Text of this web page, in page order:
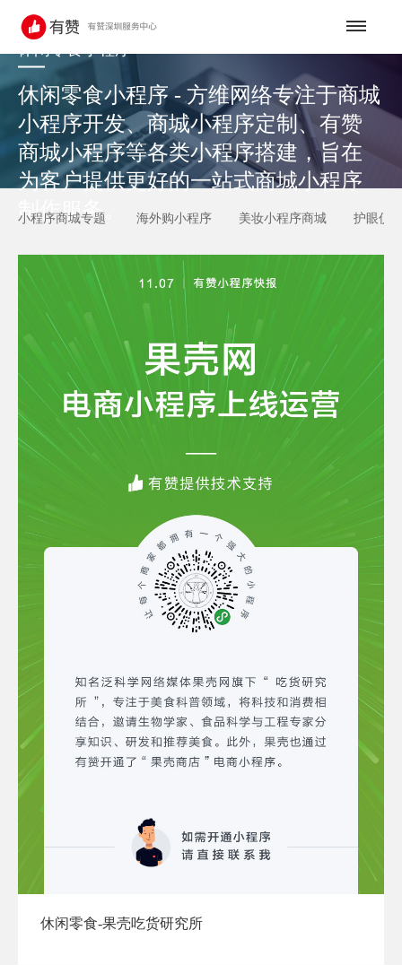
休闲零食小程序 - 方维网络专注于商城
小程序开发、商城小程序定制、有赞
商城小程序等各类小程序搭建，旨在
为客户提供更好的一站式商城小程序
制作服务。
小程序商城专题 海外购小程序 美妆小程序商城 护眼仪
休闲零食-果壳吃货研究所